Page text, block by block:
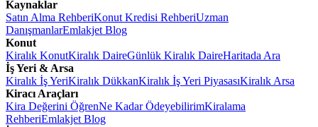
Kaynaklar
Satın Alma RehberiKonut Kredisi RehberiUzman
DanışmanlarEmlakjet Blog
Konut
Kiralık KonutKiralık DaireGünlük Kiralık DaireHaritada Ara
İş Yeri & Arsa
Kiralık İş YeriKiralık DükkanKiralık İş Yeri PiyasasıKiralık Arsa
Kiracı Araçları
Kira Değerini ÖğrenNe Kadar ÖdeyebilirimKiralama
RehberiEmlakjet Blog